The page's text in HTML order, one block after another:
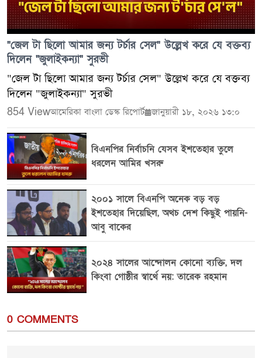
"জেল টা ছিলো আমার জন্য টর্চার সেল" উল্লেখ করে যে বক্তব্য
দিলেন "জুলাইকন্যা" সুরভী
"জেল টা ছিলো আমার জন্য টর্চার সেল" উল্লেখ করে যে বক্তব্য
দিলেন "জুলাইকন্যা" সুরভী
854 Viewআমেরিকা বাংলা ডেস্ক রিপোর্ট জানুয়ারী ১৮, ২০২৬ ১৩:০
বিএনপির নির্বাচনি যেসব ইশতেহার তুলে
ধরলেন আমির খসরু
২০০১ সালে বিএনপি অনেক বড় বড়
ইশতেহার দিয়েছিল, অথচ দেশ কিছুই পায়নি-
আবু বাকের
২০২৪ সালের আন্দোলন কোনো ব্যক্তি, দল
কিংবা গোষ্ঠীর স্বার্থে নয়: তারেক রহমান
0 COMMENTS